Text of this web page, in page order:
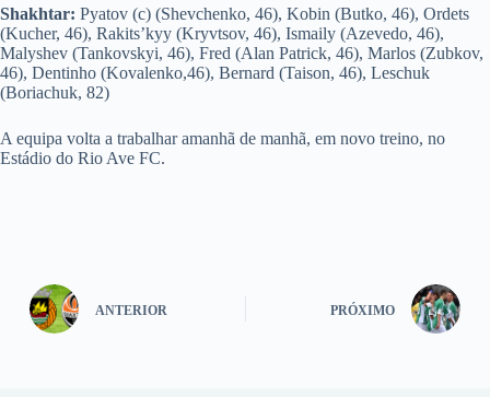
Shakhtar: Pyatov (c) (Shevchenko, 46), Kobin (Butko, 46), Ordets
(Kucher, 46), Rakits’kyy (Kryvtsov, 46), Ismaily (Azevedo, 46),
Malyshev (Tankovskyi, 46), Fred (Alan Patrick, 46), Marlos (Zubkov,
46), Dentinho (Kovalenko,46), Bernard (Taison, 46), Leschuk
(Boriachuk, 82)
A equipa volta a trabalhar amanhã de manhã, em novo treino, no
Estádio do Rio Ave FC.
ANTERIOR PRÓXIMO